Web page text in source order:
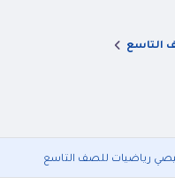
التاسع
رياضيات للصف التاسع